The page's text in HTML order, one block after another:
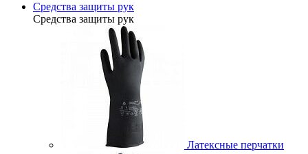
Средства защиты рук
Средства защиты рук
Латексные перчатки